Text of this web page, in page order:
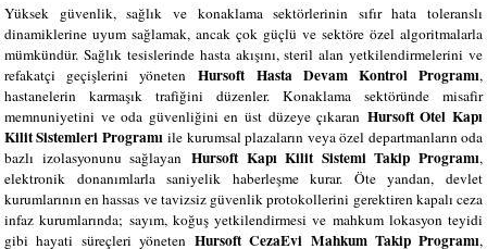
Yüksek güvenlik, sağlık ve konaklama sektörlerinin sıfır hata toleranslı
dinamiklerine uyum sağlamak, ancak çok güçlü ve sektöre özel algoritmalarla
mümkündür. Sağlık tesislerinde hasta akışını, steril alan yetkilendirmelerini ve
refakatçi geçişlerini yönetenHursoft Hasta Devam Kontrol Programı,
hastanelerin karmaşık trafiğini düzenler. Konaklama sektöründe misafir
memnuniyetini ve oda güvenliğini en üst düzeye çıkaran Hursoft Otel Kapı
Kilit Sistemleri Programıile kurumsal plazaların veya özel departmanların oda
bazlı izolasyonunu sağlayan Hursoft Kapı Kilit Sistemi Takip Programı,
elektronik donanımlarla saniyelik haberleşme kurar. Öte yandan, devlet
kurumlarının en hassas ve tavizsiz güvenlik protokollerini gerektiren kapalı ceza
infaz kurumlarında; sayım, koğuş yetkilendirmesi ve mahkum lokasyon teyidi
gibi hayati süreçleri yöneten Hursoft CezaEvi Mahkum Takip Programı,